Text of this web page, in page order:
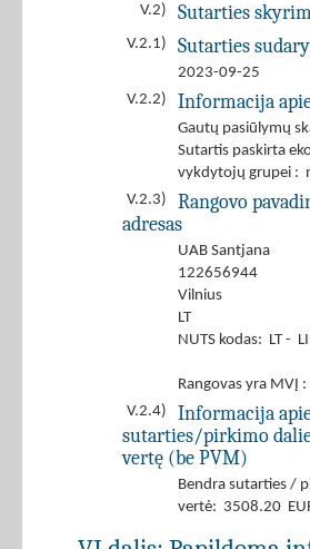
V.2)
Sutarties
V.2.1) Sutarties
2023-09-25
V.2.2)
Informacija
Gautų pasiūlymų
Sutartis paskirta
vykdytojų grupei :
V.2.3)
Rangovo
adresas
UAB Santjana
122656944
Vilnius
LT
NUTS kodas: LT -
Rangovas yra MVĮ
V.2.4)
Informacija
sutarties/pirkimo
vertę (be PVM)
Bendra sutarties /
vertė: 3508.20